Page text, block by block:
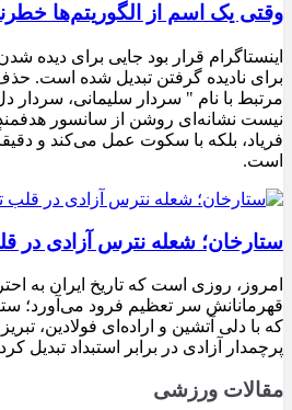
وقتی یک اسم از الگوریتم‌ها
اینستاگرام قرار بود جایی برای دیده
برای نادیده گرفتن تبدیل شده است.
مرتبط با نام " سردار سلیمانی، سردار
نیست نشانه‌ای روشن از سانسور
فریاد، بلکه با سکوت عمل می‌کند و
است.
ستارخان؛ شعله نترس آزادی در
امروز، روزی است که تاریخ ایران به
قهرمانانش سر تعظیم فرود می‌آورد؛
که با دلی آتشین و اراده‌ای فولادین،
پرچمدار آزادی در برابر استبداد تبدیل
مقالات ورزشی